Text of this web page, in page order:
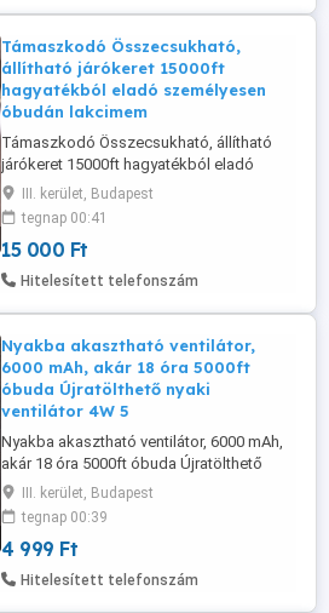
Támaszkodó Összecsukható,
állítható járókeret 15000ft
hagyatékból eladó személyesen
óbudán lakcimem
Támaszkodó Összecsukható, állítható
járókeret 15000ft hagyatékból eladó
személyesen óbudán lakcimemen vagy
előre fizetés után mpl postán maradó
vagy postapontra +8000ft 36 50 104 8272
Kiválóan használható biztonságos
közlekedéshez, kertben vagy otthon.
csúszásgátló ...
III. kerület, Budapest
tegnap 00:41
15 000 Ft
Hitelesített telefonszám
Nyakba akasztható ventilátor,
6000 mAh, akár 18 óra 5000ft
óbuda Újratölthető nyaki
ventilátor 4W 5
Nyakba akasztható ventilátor, 6000 mAh,
akár 18 óra 5000ft óbuda Újratölthető
nyaki ventilátor 4W 5V 6000mAh fehér 360
-os sokoldalú hűtés. Két ventilátorral
ellátott bal és jobb oldali kialakítás.
állítható sebességfokozat. USB töltés
(USB kábel személyesen óbudán
III. kerület, Budapest
tegnap 00:39
4 999 Ft
Hitelesített telefonszám